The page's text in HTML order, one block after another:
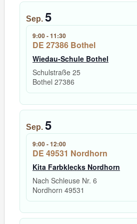
Sep. 5
9:00-11:30
DE 27386 Bothel
Wiedau-Schule Bothel
Schulstraße 25
Bothel 27386
Sep. 5
9:00-12:00
DE 49531 Nordhorn
Kita Farbklecks Nordhorn
Nach Schleuse Nr. 6
Nordhorn 49531